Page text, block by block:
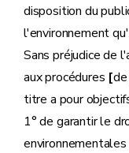
disposition du
l'environnement
Sans préjudice de
aux procédures [
titre a pour
1° de garantir le